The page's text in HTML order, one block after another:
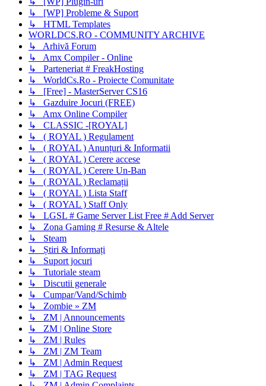
↳ [WP] Probleme & Suport
↳ HTML Templates
WORLDCS.RO - COMMUNITY ARCHIVE
↳ Arhivă Forum
↳ Amx Compiler - Online
↳ Parteneriat # FreakHosting
↳ WorldCs.Ro - Proiecte Comunitate
↳ [Free] - MasterServer CS16
↳ Gazduire Jocuri (FREE)
↳ Amx Online Compiler
↳ CLASSIC -[ROYAL]
↳ ( ROYAL ) Regulament
↳ ( ROYAL ) Anunțuri & Informatii
↳ ( ROYAL ) Cerere accese
↳ ( ROYAL ) Cerere Un-Ban
↳ ( ROYAL ) Reclamații
↳ ( ROYAL ) Lista Staff
↳ ( ROYAL ) Staff Only
↳ LGSL # Game Server List Free # Add Server
↳ Zona Gaming # Resurse & Altele
↳ Steam
↳ Știri & Informați
↳ Suport jocuri
↳ Tutoriale steam
↳ Discutii generale
↳ Cumpar/Vand/Schimb
↳ Zombie » ZM
↳ ZM | Announcements
↳ ZM | Online Store
↳ ZM | Rules
↳ ZM | ZM Team
↳ ZM | Admin Request
↳ ZM | TAG Request